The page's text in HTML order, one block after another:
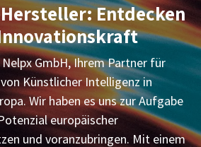
Entdecken
GmbH, Ihrem Partner für
Künstlicher Intelligenz in
Wir haben es uns zur Aufgabe
europäischer
und voranzubringen. Mit einem